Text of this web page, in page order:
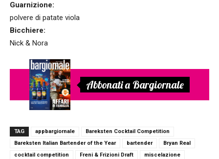
Guarnizione:
polvere di patate viola
Bicchiere:
Nick & Nora
Abbonati a Bargiornale
TAG appbargiornale
Bareksten Cocktail Competition
Bareksten Italian Bartender of the Year
bartender
Bryan Real
cocktail competition
Freni & Frizioni Draft
miscelazione